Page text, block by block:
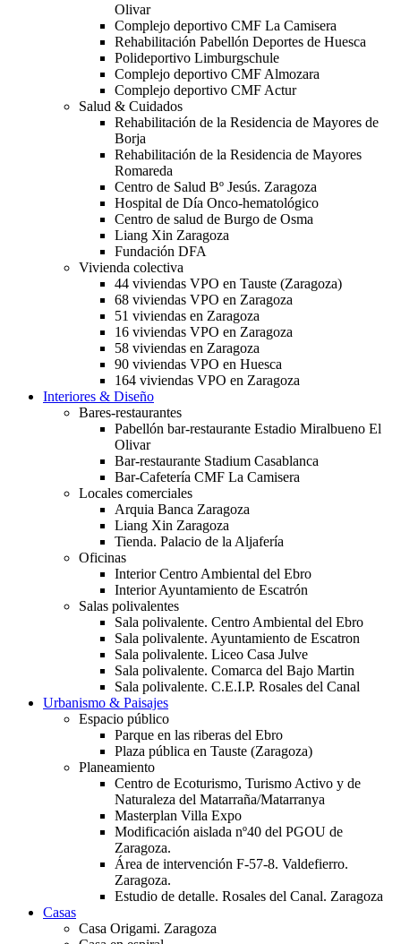
Olivar
Complejo deportivo CMF La Camisera
Rehabilitación Pabellón Deportes de Huesca
Polideportivo Limburgschule
Complejo deportivo CMF Almozara
Complejo deportivo CMF Actur
Salud & Cuidados
Rehabilitación de la Residencia de Mayores de
Borja
Rehabilitación de la Residencia de Mayores
Romareda
Centro de Salud Bº Jesús. Zaragoza
Hospital de Día Onco-hematológico
Centro de salud de Burgo de Osma
Liang Xin Zaragoza
Fundación DFA
Vivienda colectiva
44 viviendas VPO en Tauste (Zaragoza)
68 viviendas VPO en Zaragoza
51 viviendas en Zaragoza
16 viviendas VPO en Zaragoza
58 viviendas en Zaragoza
90 viviendas VPO en Huesca
164 viviendas VPO en Zaragoza
Interiores & Diseño
Bares-restaurantes
Pabellón bar-restaurante Estadio Miralbueno El
Olivar
Bar-restaurante Stadium Casablanca
Bar-Cafetería CMF La Camisera
Locales comerciales
Arquia Banca Zaragoza
Liang Xin Zaragoza
Tienda. Palacio de la Aljafería
Oficinas
Interior Centro Ambiental del Ebro
Interior Ayuntamiento de Escatrón
Salas polivalentes
Sala polivalente. Centro Ambiental del Ebro
Sala polivalente. Ayuntamiento de Escatron
Sala polivalente. Liceo Casa Julve
Sala polivalente. Comarca del Bajo Martin
Sala polivalente. C.E.I.P. Rosales del Canal
Urbanismo & Paisajes
Espacio público
Parque en las riberas del Ebro
Plaza pública en Tauste (Zaragoza)
Planeamiento
Centro de Ecoturismo, Turismo Activo y de
Naturaleza del Matarraña/Matarranya
Masterplan Villa Expo
Modificación aislada nº40 del PGOU de
Zaragoza.
Área de intervención F-57-8. Valdefierro.
Zaragoza.
Estudio de detalle. Rosales del Canal. Zaragoza
Casas
Casa Origami. Zaragoza